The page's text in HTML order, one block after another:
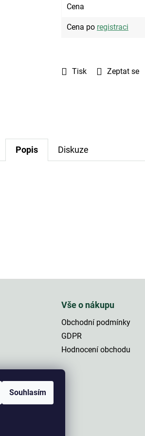
Souhlasím
Tisk Zeptat se
Cena
Cena po registraci
Popis Diskuze
Vše o nákupu
Obchodní podmínky
GDPR
Hodnocení obchodu